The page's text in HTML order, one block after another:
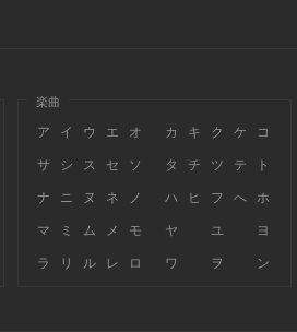
楽曲
ア イ ウ エ オ カ キ ク ケ コ
サ シ ス セ ソ タ チ ツ テ ト
ナ ニ ヌ ネ ノ ハ ヒ フ へ ホ
マ ミ ム メ モ ヤ ユ ヨ
ラ リ ル レ ロ ワ ヲ ン